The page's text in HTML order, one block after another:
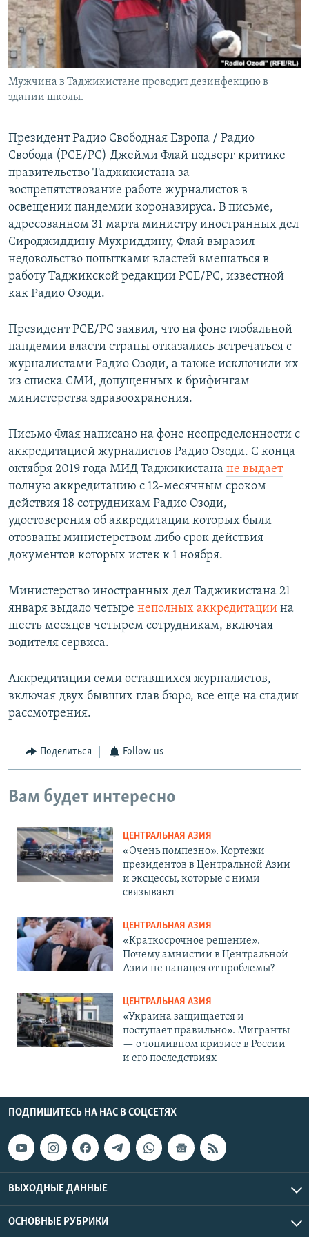
Мужчина в Таджикистане проводит дезинфекцию в
здании школы.
Президент Радио Свободная Европа / Радио
Свобода (РСЕ/РС​) Джейми Флай подверг критике
правительство Таджикистана за
воспрепятствование работе журналистов в
освещении пандемии коронавируса. В письме,
адресованном 31 марта министру иностранных дел
Сироджиддину Мухриддину, Флай выразил
недовольство попытками властей вмешаться в
работу Таджикской редакции РСЕ/РС, известной
как Радио Озоди.
Президент РСЕ/РС заявил, что на фоне глобальной
пандемии власти страны отказались встречаться с
журналистами Радио Озоди, а также исключили их
из списка СМИ, допущенных к брифингам
министерства здравоохранения.
Письмо Флая написано на фоне неопределенности с
аккредитацией журналистов Радио Озоди. С конца
октября 2019 года МИД Таджикистана не выдает
полную аккредитацию с 12-месячным сроком
действия 18 сотрудникам Радио Озоди,
удостоверения об аккредитации которых были
отозваны министерством либо срок действия
документов которых истек к 1 ноября.
Министерство иностранных дел Таджикистана 21
января выдало четыре неполных аккредитации на
шесть месяцев четырем сотрудникам, включая
водителя сервиса.
Аккредитации семи оставшихся журналистов,
включая двух бывших глав бюро, все еще на стадии
рассмотрения.
Поделиться Follow us
Вам будет интересно
ЦЕНТРАЛЬНАЯ АЗИЯ
«Очень помпезно». Кортежи
президентов в Центральной Азии
и эксцессы, которые с ними
связывают
ЦЕНТРАЛЬНАЯ АЗИЯ
«Краткосрочное решение».
Почему амнистии в Центральной
Азии не панацея от проблемы?
ЦЕНТРАЛЬНАЯ АЗИЯ
«Украина защищается и
поступает правильно». Мигранты
— о топливном кризисе в России
и его последствиях
ПОДПИШИТЕСЬ НА НАС В СОЦСЕТЯХ
ВЫХОДНЫЕ ДАННЫЕ
ОСНОВНЫЕ РУБРИКИ